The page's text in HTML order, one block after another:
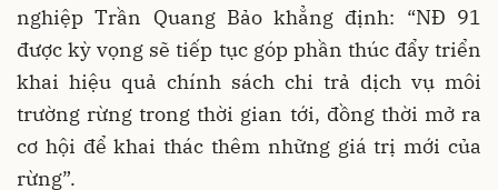
nghiệp Trần Quang Bảo khẳng định: “NĐ 91
được kỳ vọng sẽ tiếp tục góp phần thúc đẩy triển
khai hiệu quả chính sách chi trả dịch vụ môi
trường rừng trong thời gian tới, đồng thời mở ra
cơ hội để khai thác thêm những giá trị mới của
rừng”.